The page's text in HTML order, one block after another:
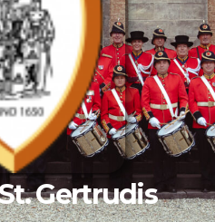
Gertrudis